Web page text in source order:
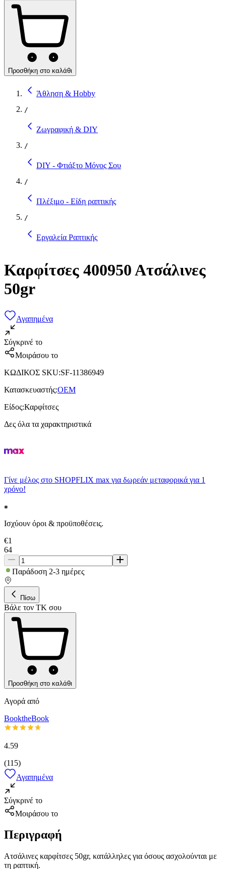
Προσθήκη στο καλάθι
Άθληση & Hobby
/
Ζωγραφική & DIY
/
DIY - Φτιάξτο Μόνος Σου
/
Πλέξιμο - Είδη ραπτικής
/
Εργαλεία Ραπτικής
Καρφίτσες 400950 Ατσάλινες
50gr
Αγαπημένα
Σύγκρινέ το
Μοιράσου το
ΚΩΔΙΚΟΣ SKU:SF-11386949
Κατασκευαστής:OEM
Είδος:Καρφίτσες
Δες όλα τα χαρακτηριστικά
Γίνε μέλος στο SHOPFLIX max για δωρεάν μεταφορικά για 1
χρόνο!
Ισχύουν όροι & προϋποθέσεις.
€1
64
Παράδοση 2-3 ημέρες
Πίσω
Βάλε τον ΤΚ σου
Προσθήκη στο καλάθι
Αγορά από
BooktheBook
4.59
(115)
Αγαπημένα
Σύγκρινέ το
Μοιράσου το
Περιγραφή
Ατσάλινες καρφίτσες 50gr, κατάλληλες για όσους ασχολούνται με
τη ραπτική.